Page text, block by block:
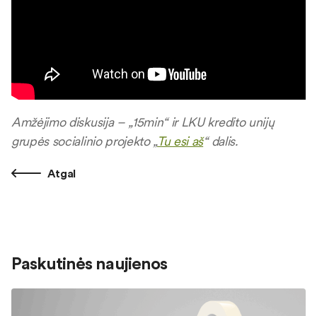
Amžėjimo diskusija – „15min“ ir LKU kredito unijų
grupės socialinio projekto „Tu esi aš“ dalis.
Atgal
Paskutinės naujienos